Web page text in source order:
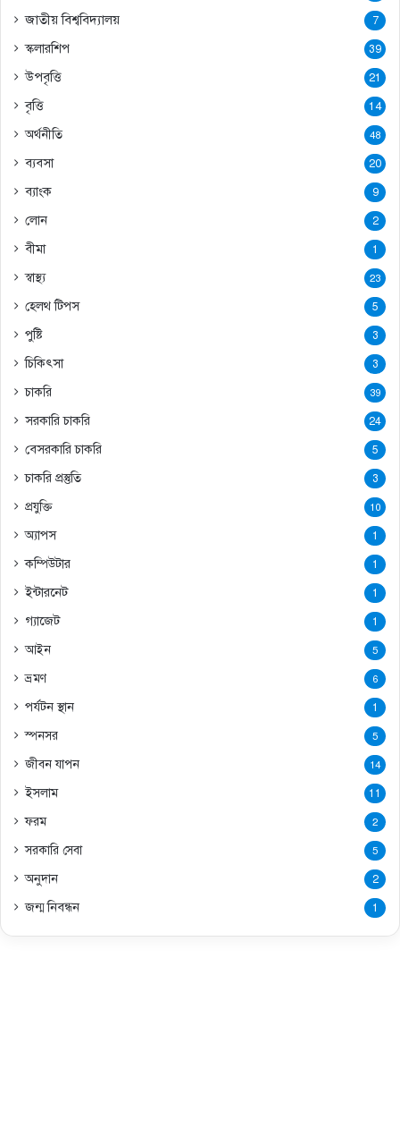
জাতীয় বিশ্ববিদ্যালয় 7
স্কলারশিপ 39
উপবৃত্তি 21
বৃত্তি 14
অর্থনীতি 48
ব্যবসা 20
ব্যাংক 9
লোন 2
বীমা 1
স্বাস্থ্য 23
হেলথ টিপস 5
পুষ্টি 3
চিকিৎসা 3
চাকরি 39
সরকারি চাকরি 24
বেসরকারি চাকরি 5
চাকরি প্রস্তুতি 3
প্রযুক্তি 10
অ্যাপস 1
কম্পিউটার 1
ইন্টারনেট 1
গ্যাজেট 1
আইন 5
ভ্রমণ 6
পর্যটন স্থান 1
স্পনসর 5
জীবন যাপন 14
ইসলাম 11
ফরম 2
সরকারি সেবা 5
অনুদান 2
জন্ম নিবন্ধন 1